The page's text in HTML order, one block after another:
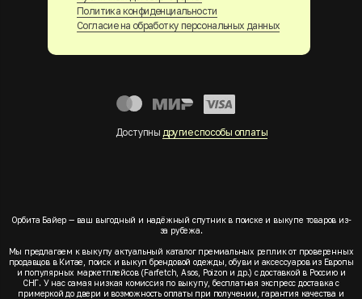
Политика конфиденциальности
Согласие на обработку персональных данных
Доступны другие способы оплаты
Орбита Байер — ваш выгодный и надёжный спутник в поиске и выкупе товаров из-
за рубежа.
Мы предлагаем к выкупу актуальный каталог премиальных реплик от проверенных
продавцов в Китае, поиск и выкуп брендовой одежды, обуви и аксессуаров из Европы
и популярных маркетплейсов (Farfetch, Asos, Poizon и др.) с доставкой в Россию и
СНГ. У нас самая низкая комиссия по выкупу, бесплатная экспресс доставка с
примеркой до двери и возможность оплаты при получении, гарантия качества и